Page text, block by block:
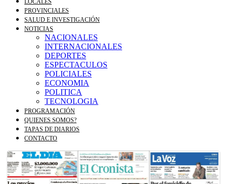
LOCALES
PROVINCIALES
SALUD E INVESTIGACIÓN
NOTICIAS
NACIONALES
INTERNACIONALES
DEPORTES
ESPECTACULOS
POLICIALES
ECONOMIA
POLITICA
TECNOLOGIA
PROGRAMACIÓN
QUIENES SOMOS?
TAPAS DE DIARIOS
CONTACTO